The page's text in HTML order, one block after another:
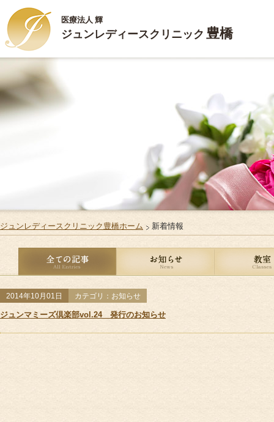
医療法人 輝
ジュンレディースクリニック 豊橋
ジュンレディースクリニック豊橋ホーム 新着情報
2014年10月01日 カテゴリ：お知らせ
ジュンマミーズ倶楽部vol.24 発行のお知らせ
診療内容
施設案内
お部屋のご案内
ご出産・ご入院
教室カレンダー